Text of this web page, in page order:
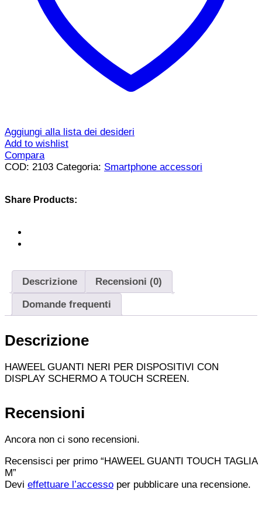
Aggiungi alla lista dei desideri
Add to wishlist
Compara
COD: 2103 Categoria: Smartphone accessori
Share Products:
Descrizione Recensioni (0)
Domande frequenti
Descrizione
HAWEEL GUANTI NERI PER DISPOSITIVI CON
DISPLAY SCHERMO A TOUCH SCREEN.
Recensioni
Ancora non ci sono recensioni.
Recensisci per primo “HAWEEL GUANTI TOUCH TAGLIA
M”
Devi effettuare l’accesso per pubblicare una recensione.